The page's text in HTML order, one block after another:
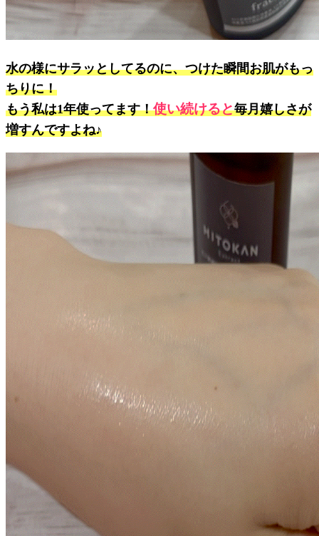
水の様にサラッとしてるのに、つけた瞬間お肌がもっ
ちりに！
もう私は1年使ってます！使い続けると毎月嬉しさが
増すんですよね♪